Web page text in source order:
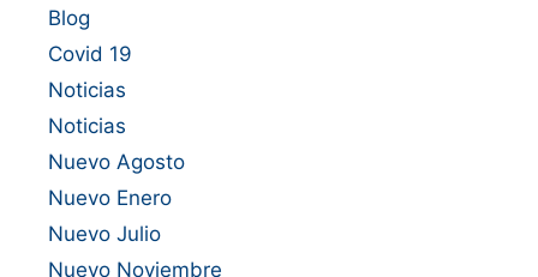
Blog
Covid 19
Noticias
Noticias
Nuevo Agosto
Nuevo Enero
Nuevo Julio
Nuevo Noviembre